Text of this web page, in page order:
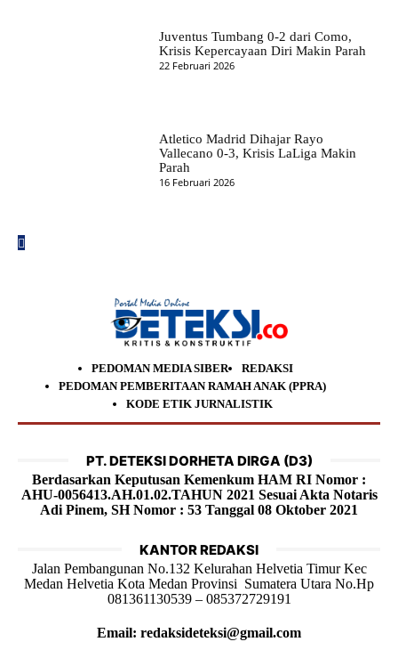
Juventus Tumbang 0-2 dari Como,
Krisis Kepercayaan Diri Makin Parah
22 Februari 2026
Atletico Madrid Dihajar Rayo
Vallecano 0-3, Krisis LaLiga Makin
Parah
16 Februari 2026
PEDOMAN MEDIA SIBER
REDAKSI
PEDOMAN PEMBERITAAN RAMAH ANAK (PPRA)
KODE ETIK JURNALISTIK
PT. DETEKSI DORHETA DIRGA (D3)
Berdasarkan Keputusan Kemenkum HAM RI Nomor :
AHU-0056413.AH.01.02.TAHUN 2021 Sesuai Akta Notaris
Adi Pinem, SH Nomor : 53 Tanggal 08 Oktober 2021
KANTOR REDAKSI
Jalan Pembangunan No.132 Kelurahan Helvetia Timur Kec
Medan Helvetia Kota Medan Provinsi Sumatera Utara No.Hp
081361130539 – 085372729191
Email: redaksideteksi@gmail.com